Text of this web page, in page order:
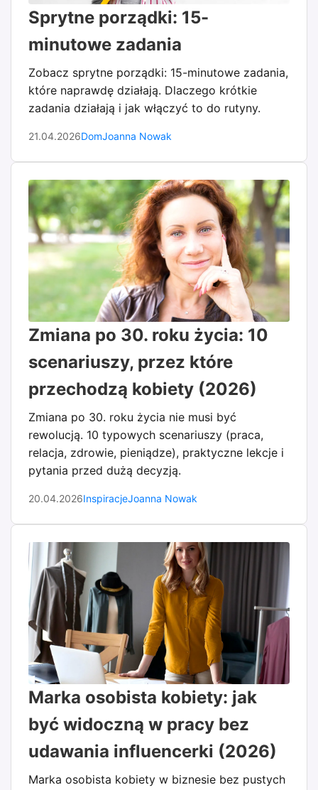
Sprytne porządki: 15-
minutowe zadania
Zobacz sprytne porządki: 15-minutowe zadania,
które naprawdę działają. Dlaczego krótkie
zadania działają i jak włączyć to do rutyny.
21.04.2026DomJoanna Nowak
Zmiana po 30. roku życia: 10
scenariuszy, przez które
przechodzą kobiety (2026)
Zmiana po 30. roku życia nie musi być
rewolucją. 10 typowych scenariuszy (praca,
relacja, zdrowie, pieniądze), praktyczne lekcje i
pytania przed dużą decyzją.
20.04.2026InspiracjeJoanna Nowak
Marka osobista kobiety: jak
być widoczną w pracy bez
udawania influencerki (2026)
Marka osobista kobiety w biznesie bez pustych